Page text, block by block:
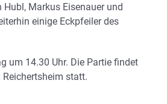
Markus Eisenauer und
einige Eckpfeiler des
um 14.30 Uhr. Die Partie findet
statt.